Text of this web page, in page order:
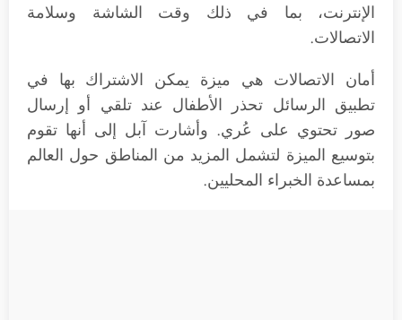
الإنترنت، بما في ذلك وقت الشاشة وسلامة
الاتصالات.
أمان الاتصالات هي ميزة يمكن الاشتراك بها في
تطبيق الرسائل تحذر الأطفال عند تلقي أو إرسال
صور تحتوي على عُري. وأشارت آبل إلى أنها تقوم
بتوسيع الميزة لتشمل المزيد من المناطق حول العالم
بمساعدة الخبراء المحليين.